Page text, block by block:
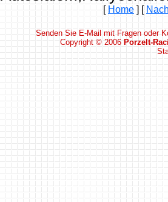
[ Home ] [
Senden Sie E-Mail mit Fragen oder
Copyright © 2006 Porzelt-